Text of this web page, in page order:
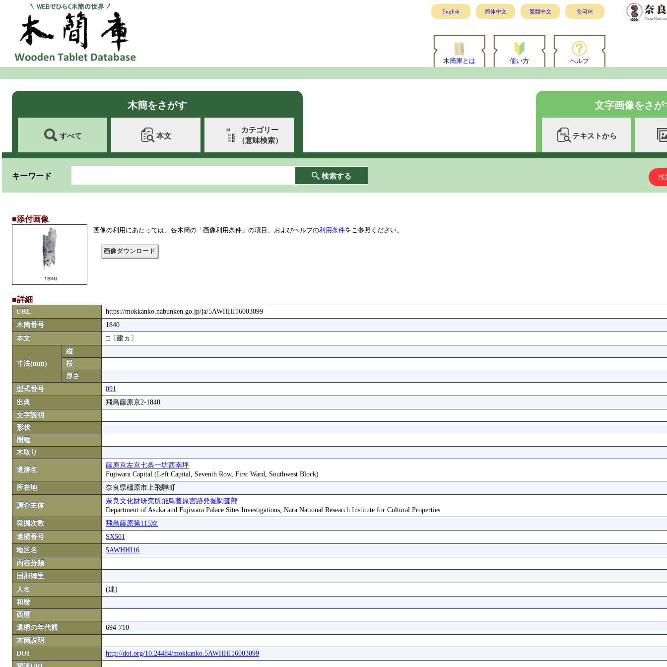
English 简体中文 繁體中文 한국어
木簡庫とは 使い方 ヘルプ
木簡をさがす
すべて 本文
カテゴリー
（意味検索）
文字画像をさが
テキストから
キーワード 検索する 検
■添付画像
画像の利用にあたっては、各木簡の「画像利用条件」の項目、およびヘルプの利用条件をご参照ください。
画像ダウンロード
■詳細
URL
https://mokkanko.nabunken.go.jp/ja/5AWHHI16003099
木簡番号
1840
本文
□〔建ヵ〕
寸法(mm)
縦
横
厚さ
型式番号
091
出典
飛鳥藤原京2-1840
文字説明
形状
樹種
木取り
遺跡名
藤原京左京七条一坊西南坪
Fujiwara Capital (Left Capital, Seventh Row, First Ward, Southwest Block)
所在地
奈良県橿原市上飛騨町
調査主体
奈良文化財研究所飛鳥藤原宮跡発掘調査部
Department of Asuka and Fujiwara Palace Sites Investigations, Nara National Research Institute for Cultural Properties
発掘次数
飛鳥藤原第115次
遺構番号
SX501
地区名
5AWHHI16
内容分類
国郡郷里
人名
(建)
和暦
西暦
遺構の年代観
694-710
木簡説明
DOI
http://doi.org/10.24484/mokkanko.5AWHHI16003099